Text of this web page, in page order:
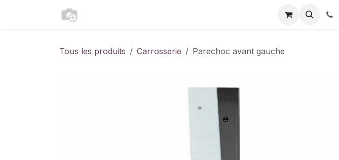
Tous les produits Carrosserie Parechoc avant gauche